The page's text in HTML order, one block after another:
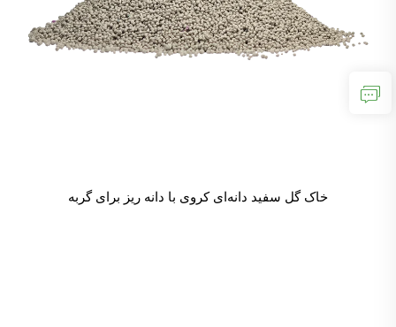
خاک گل سفید دانه‌ای کروی با دانه ریز برای گربه